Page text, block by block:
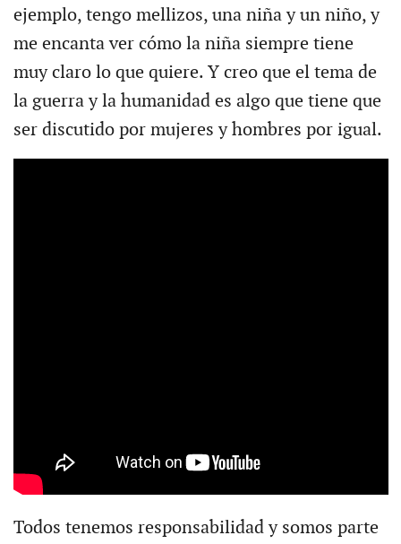
ejemplo, tengo mellizos, una niña y un niño, y
me encanta ver cómo la niña siempre tiene
muy claro lo que quiere. Y creo que el tema de
la guerra y la humanidad es algo que tiene que
ser discutido por mujeres y hombres por igual.
Todos tenemos responsabilidad y somos parte